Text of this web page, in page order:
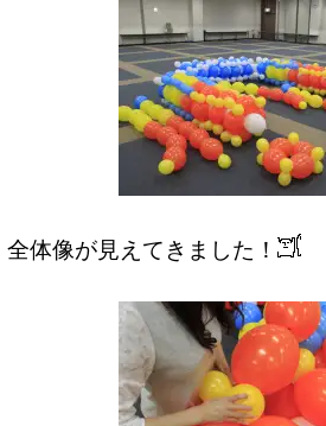
全体像が見えてきました！